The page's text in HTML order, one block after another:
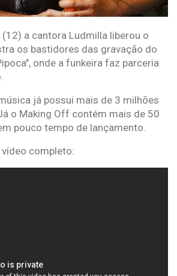
a cantora Ludmilla liberou o
os bastidores das gravação do
onde a funkeira faz parceria
já possui mais de 3 milhões
o Making Off contém mais de 50
pouco tempo de lançamento.
completo: